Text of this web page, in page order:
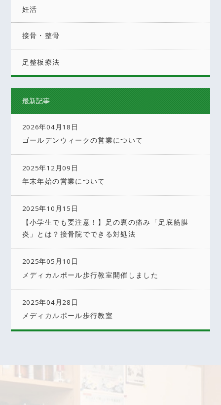
妊活
接骨・整骨
足整板療法
最新記事
2026年04月18日
ゴールデンウィークの営業について
2025年12月09日
年末年始の営業について
2025年10月15日
【小学生でも要注意！】足の裏の痛み「足底筋膜
炎」とは？接骨院でできる対処法
2025年05月10日
メディカルポール歩行教室開催しました
2025年04月28日
メディカルポール歩行教室